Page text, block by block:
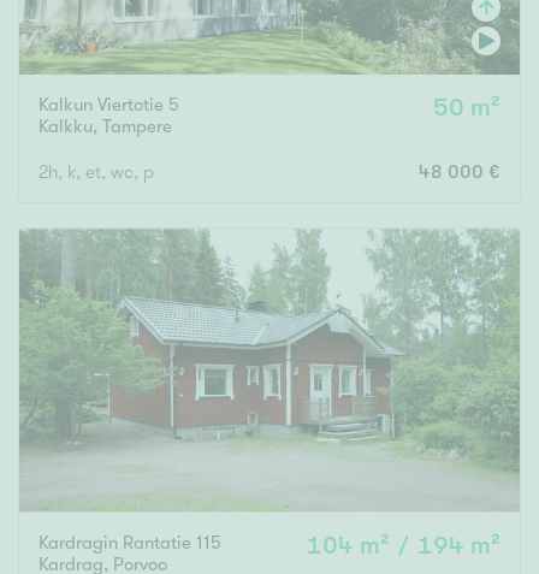
Hissi
Järvi- tai merinäköala
Maalämpö
Oma ranta
Oma sauna
Senioriasunto
Kalkun Viertotie 5
Kalkku, Tampere
50 m²
2h, k, et, wc, p 48 000 €
Kardragin Rantatie 115
Kardrag, Porvoo
104 m² / 194 m²